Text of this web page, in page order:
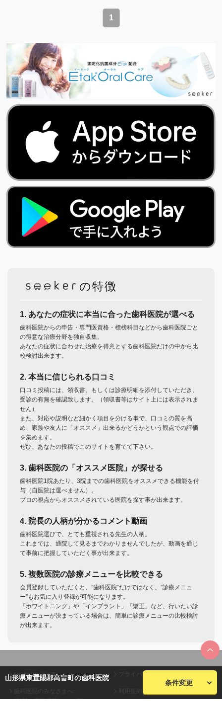
山形県東置賜郡高畠町の歯科医院
条件変更
1
の特徴
1. あなたの症状に本当に合った歯科医院が選べる
歯科医院からの申告・専門医資格・標榜科目などから歯科医院ごと
の得意な治療分野を独自収集。
あなたの症状に合わせた治療を得意とする歯科医院だけの中から比
較検討出来ます。
2. 本当に信じられる口コミ
口コミ投稿には、領収書、もしくは診療明細を添付していただき、
受診の有無を確認致します。（領収書等はサイト上には表示されま
せん）
また、対応や説明など細かく項目を分ける事で、口コミの質を高
め、家族や友人に「オススメ」出来るかどうかという観点での評価
を集めます。
ぜひ、あなたの投稿でこのサイトを育てて下さい。
3. 歯科医院の「オススメ医院」が探せる
歯科医院1院あたり、3院までの歯科医院をオススメできる機能を付
与（自医院は選べません）。
プロの視点からオススメされている医院を探す事が出来ます。
4. 院長の人柄が分かるコメント動画
歯科医院選びで、とても重視される先生の人柄。
これまでは、通院して見るまでわかりませんでしたが、動画を通じ
て事前に把握していただく事が出来ます。
5. 複数医院の診療メニューを比較できる
会員登録していただくと、”歯科医院”だけではなく、”診療メニュ
ー”もお気に入り登録が可能になります。
「ホワイトニング」や「インプラント」「矯正」など、行いたい診
療メニューが決まっている場合は、簡単に診療メニューの比較検討
が出来ます。
seekerについて
歯科医院のみなさまへ
(無料・有料掲載について)
プライバシーポリシー